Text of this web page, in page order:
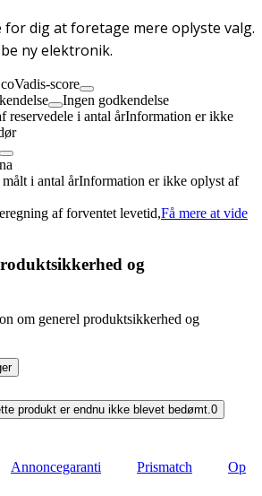
for dig at foretage mere oplyste valg.
ny elektronik.
score
Ingen godkendelse
reservedele i antal årInformation er ikke
i antal årInformation er ikke oplyst af
af forventet levetid,Få mere at vide
og
om generel produktsikkerhed og
produkt er endnu ikke blevet bedømt. 0
Annoncegaranti Prismatch
Op